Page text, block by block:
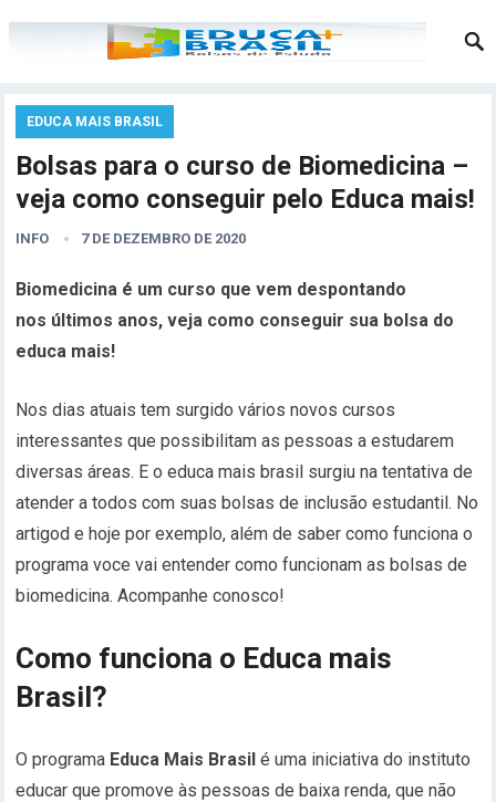
EDUCA MAIS BRASIL
Bolsas para o curso de Biomedicina –
veja como conseguir pelo Educa mais!
INFO 7 DE DEZEMBRO DE 2020
Biomedicina é um curso que vem despontando
nos últimos anos, veja como conseguir sua bolsa do
educa mais!
Nos dias atuais tem surgido vários novos cursos
interessantes que possibilitam as pessoas a estudarem
diversas áreas. E o educa mais brasil surgiu na tentativa de
atender a todos com suas bolsas de inclusão estudantil. No
artigod e hoje por exemplo, além de saber como funciona o
programa voce vai entender como funcionam as bolsas de
biomedicina. Acompanhe conosco!
Como funciona o Educa mais
Brasil?
O programa Educa Mais Brasil é uma iniciativa do instituto
educar que promove às pessoas de baixa renda, que não